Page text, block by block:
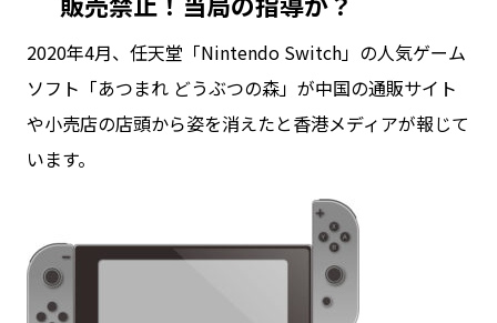
WiFiレンタルプランお申し込み
2020年4月、任天堂「Nintendo Switch」の人気ゲーム
ソフト「あつまれ どうぶつの森」が中国の通販サイト
や小売店の店頭から姿を消えたと香港メディアが報じて
います。